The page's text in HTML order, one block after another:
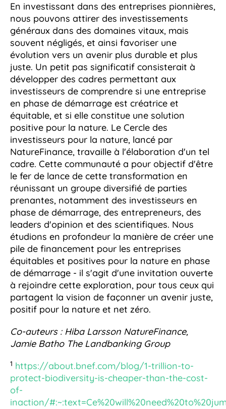
En investissant dans des entreprises pionnières,
nous pouvons attirer des investissements
généraux dans des domaines vitaux, mais
souvent négligés, et ainsi favoriser une
évolution vers un avenir plus durable et plus
juste. Un petit pas significatif consisterait à
développer des cadres permettant aux
investisseurs de comprendre si une entreprise
en phase de démarrage est créatrice et
équitable, et si elle constitue une solution
positive pour la nature. Le Cercle des
investisseurs pour la nature, lancé par
NatureFinance, travaille à l'élaboration d'un tel
cadre. Cette communauté a pour objectif d'être
le fer de lance de cette transformation en
réunissant un groupe diversifié de parties
prenantes, notamment des investisseurs en
phase de démarrage, des entrepreneurs, des
leaders d'opinion et des scientifiques. Nous
étudions en profondeur la manière de créer une
pile de financement pour les entreprises
équitables et positives pour la nature en phase
de démarrage - il s'agit d'une invitation ouverte
à rejoindre cette exploration, pour tous ceux qui
partagent la vision de façonner un avenir juste,
positif pour la nature et net zéro.
Co-auteurs : Hiba Larsson NatureFinance,
Jamie Batho The Landbanking Group
1 https://about.bnef.com/blog/1-trillion-to-
protect-biodiversity-is-cheaper-than-the-cost-
of-
inaction/